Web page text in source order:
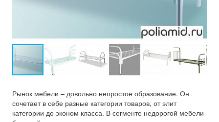
Рынок мебели – довольно непростое образование. Он
сочетает в себе разные категории товаров, от элит
категории до эконом класса. В сегменте недорогой мебели